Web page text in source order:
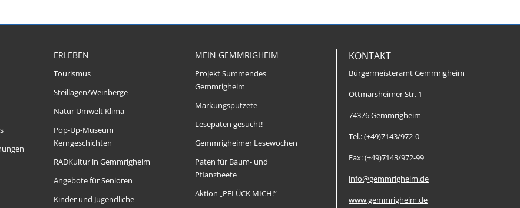
ERLEBEN
Tourismus
Steillagen/Weinberge
Natur Umwelt Klima
Pop-Up-Museum
Kerngeschichten
RADKultur in Gemmrigheim
Angebote für Senioren
Kinder und Jugendliche
MEIN GEMMRIGHEIM
Projekt Summendes
Gemmrigheim
Markungsputzete
Lesepaten gesucht!
Gemmrigheimer Lesewochen
Paten für Baum- und
Pflanzbeete
Aktion „PFLÜCK MICH!“
KONTAKT
Bürgermeisteramt Gemmrigheim
Ottmarsheimer Str. 1
74376 Gemmrigheim
Tel.: (+49)7143/972-0
Fax: (+49)7143/972-99
info@gemmrigheim.de
www.gemmrigheim.de